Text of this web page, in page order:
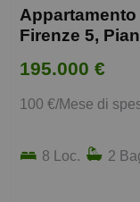
Firenze 5,
195.000 €
100 €/Mese di
8 Loc. 2